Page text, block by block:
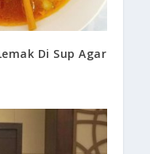
Di Sup Agar